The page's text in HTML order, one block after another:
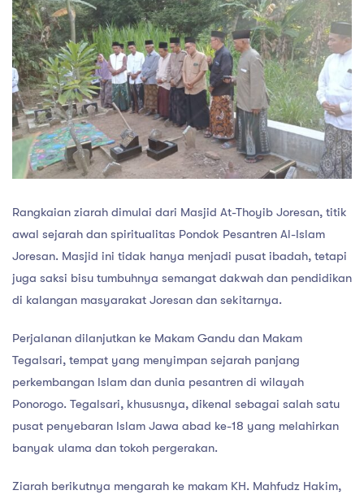
Rangkaian ziarah dimulai dari Masjid At-Thoyib Joresan, titik
awal sejarah dan spiritualitas Pondok Pesantren Al-Islam
Joresan. Masjid ini tidak hanya menjadi pusat ibadah, tetapi
juga saksi bisu tumbuhnya semangat dakwah dan pendidikan
di kalangan masyarakat Joresan dan sekitarnya.
Perjalanan dilanjutkan ke Makam Gandu dan Makam
Tegalsari, tempat yang menyimpan sejarah panjang
perkembangan Islam dan dunia pesantren di wilayah
Ponorogo. Tegalsari, khususnya, dikenal sebagai salah satu
pusat penyebaran Islam Jawa abad ke-18 yang melahirkan
banyak ulama dan tokoh pergerakan.
Ziarah berikutnya mengarah ke makam KH. Mahfudz Hakim,